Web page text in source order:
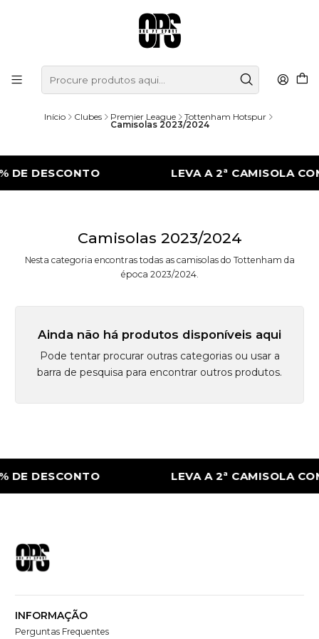
Início Clubes Premier League Tottenham Hotspur
Camisolas 2023/2024
DESCONTO LEVA A 2ª CAMISOLA
Camisolas 2023/2024
Nesta categoria encontras todas as camisolas do Tottenham da
época 2023/2024.
Ainda não há produtos disponíveis aqui
Pode tentar procurar outras categorias ou usar a
barra de pesquisa para encontrar outros produtos.
DESCONTO LEVA A 2ª CAMISOLA
INFORMAÇÃO
Perguntas Frequentes